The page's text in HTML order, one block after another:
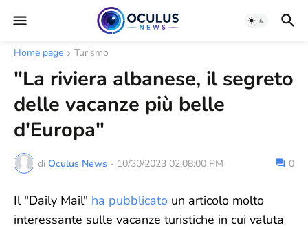
Home page Turismo
"La riviera albanese, il segreto
delle vacanze più belle
d'Europa"
di Oculus News - 10/30/2023 02:08:00 PM 0
Il "Daily Mail" ha pubblicato un articolo molto
interessante sulle vacanze turistiche in cui valuta